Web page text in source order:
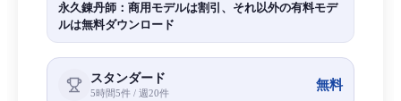
永久錬丹師：商用モデルは割引、それ以外の有料モデ
ルは無料ダウンロード
スタンダード
5時間5件 / 週20件
無料